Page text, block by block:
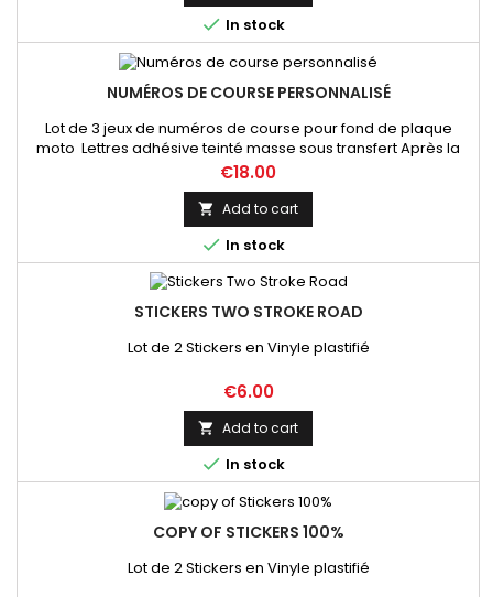
 In stock
NUMÉROS DE COURSE PERSONNALISÉ
Lot de 3 jeux de numéros de course pour fond de plaque
moto Lettres adhésive teinté masse sous transfert Après la
commande, envoyez nous un mail afin de valider les
numéros, couleur et dimensions . Vous recevrez une
maquette de validation qui précèdera l'envoi
Price
€18.00
 Add to cart
 In stock
STICKERS TWO STROKE ROAD
Lot de 2 Stickers en Vinyle plastifié
Price
€6.00
 Add to cart
 In stock
COPY OF STICKERS 100%
Lot de 2 Stickers en Vinyle plastifié